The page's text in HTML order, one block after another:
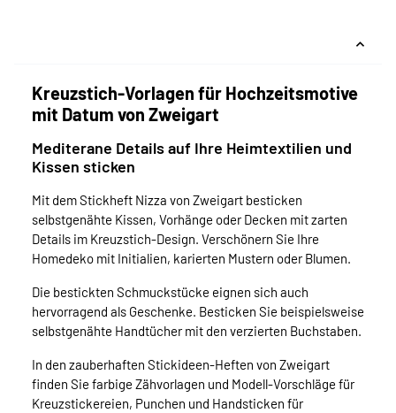
Kreuzstich-Vorlagen für Hochzeitsmotive
mit Datum von Zweigart
Mediterane Details auf Ihre Heimtextilien und
Kissen sticken
Mit dem Stickheft Nizza von Zweigart besticken
selbstgenähte Kissen, Vorhänge oder Decken mit zarten
Details im Kreuzstich-Design. Verschönern Sie Ihre
Homedeko mit Initialien, karierten Mustern oder Blumen.
Die bestickten Schmuckstücke eignen sich auch
hervorragend als Geschenke. Besticken Sie beispielsweise
selbstgenähte Handtücher mit den verzierten Buchstaben.
In den zauberhaften Stickideen-Heften von Zweigart
finden Sie farbige Zähvorlagen und Modell-Vorschläge für
Kreuzstickereien, Punchen und Handsticken für